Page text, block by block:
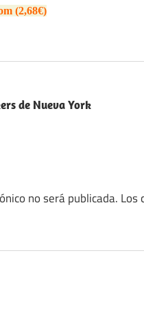
(2,68€)
de Nueva York
no será publicada. Los